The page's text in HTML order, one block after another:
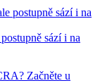
sází i na